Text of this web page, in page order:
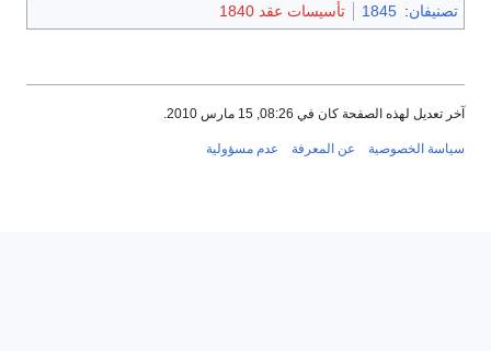
تصنيفان:
1845 تأسيسات عقد 1840
آخر تعديل لهذه الصفحة كان في 08:26, 15 مارس 2010.
سياسة الخصوصية عن المعرفة عدم مسؤولية